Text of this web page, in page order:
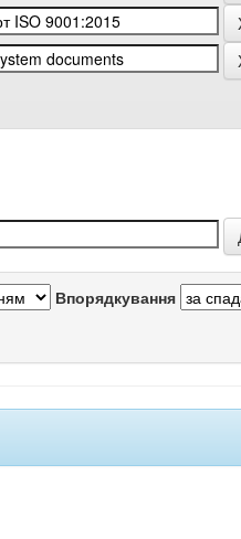
Впорядкування